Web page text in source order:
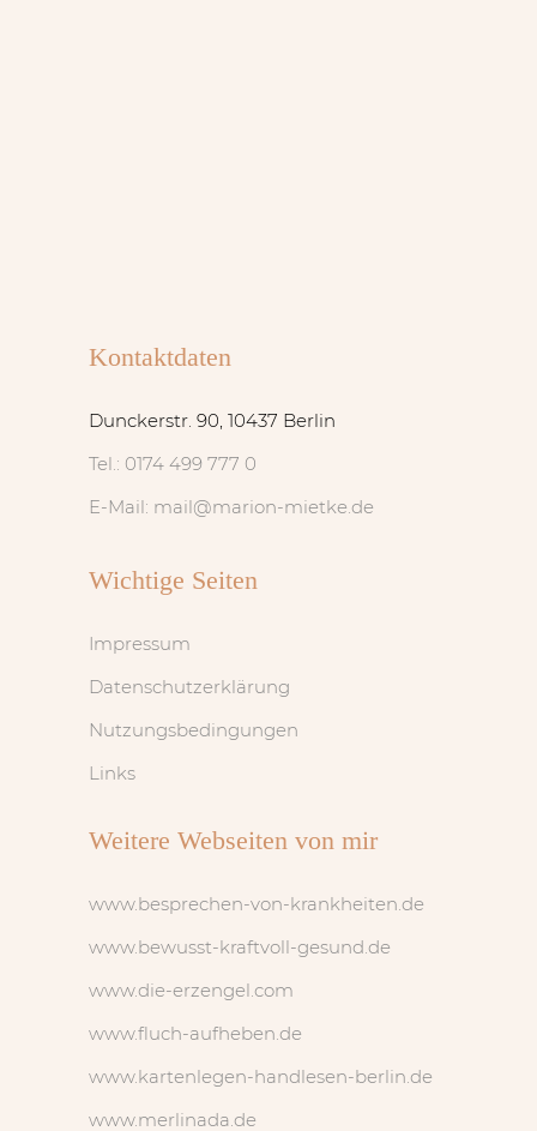
Kontaktdaten
Dunckerstr. 90, 10437 Berlin
Tel.: 0174 499 777 0
E-Mail: mail@marion-mietke.de
Wichtige Seiten
Impressum
Datenschutzerklärung
Nutzungsbedingungen
Links
Weitere Webseiten von mir
www.besprechen-von-krankheiten.de
www.bewusst-kraftvoll-gesund.de
www.die-erzengel.com
www.fluch-aufheben.de
www.kartenlegen-handlesen-berlin.de
www.merlinada.de